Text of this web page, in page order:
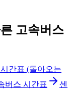
고속버스
간표 (돌아오는
버스 시간표
센